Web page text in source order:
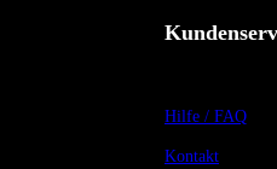
Hilfe / FAQ
Kontakt